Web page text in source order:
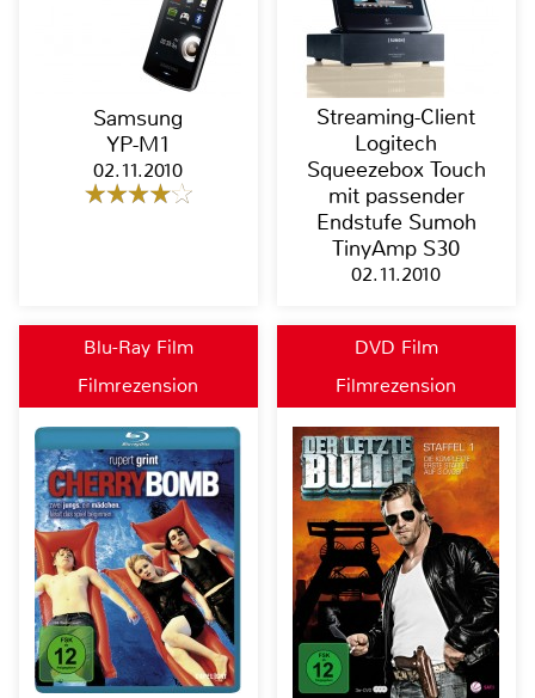
Samsung
YP-M1
02.11.2010
Streaming-Client
Logitech
Squeezebox Touch
mit passender
Endstufe Sumoh
TinyAmp S30
02.11.2010
Blu-Ray Film
Filmrezension
DVD Film
Filmrezension